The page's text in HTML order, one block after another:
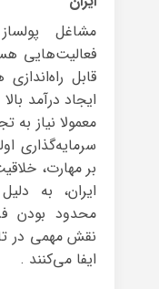
مشاغل
فعالیت‌هایی
قابل
ایجاد درآمد
معمولا نیاز به
سرمایه‌گذاری
بر مهارت،
ایران، به
محدود بودن
نقش مهمی در
ایفا می‌کنند .